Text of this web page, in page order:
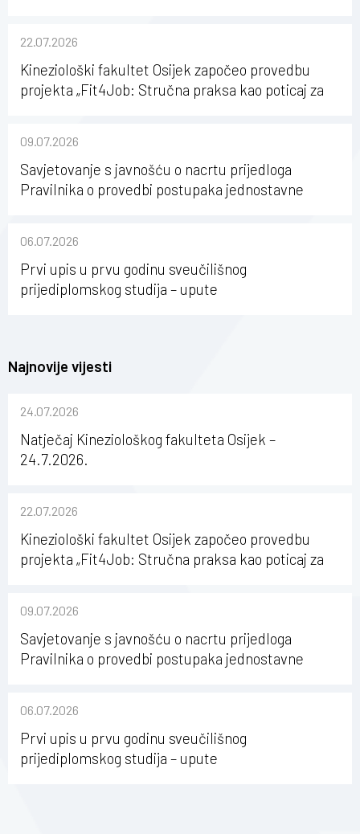
22.07.2026
Kineziološki fakultet Osijek započeo provedbu
projekta „Fit4Job: Stručna praksa kao poticaj za
09.07.2026
Savjetovanje s javnošću o nacrtu prijedloga
Pravilnika o provedbi postupaka jednostavne
Osijeku
06.07.2026
Prvi upis u prvu godinu sveučilišnog
prijediplomskog studija – upute
Najnovije vijesti
24.07.2026
Natječaj Kineziološkog fakulteta Osijek –
24.7.2026.
22.07.2026
Kineziološki fakultet Osijek započeo provedbu
projekta „Fit4Job: Stručna praksa kao poticaj za
09.07.2026
Savjetovanje s javnošću o nacrtu prijedloga
Pravilnika o provedbi postupaka jednostavne
Osijeku
06.07.2026
Prvi upis u prvu godinu sveučilišnog
prijediplomskog studija – upute